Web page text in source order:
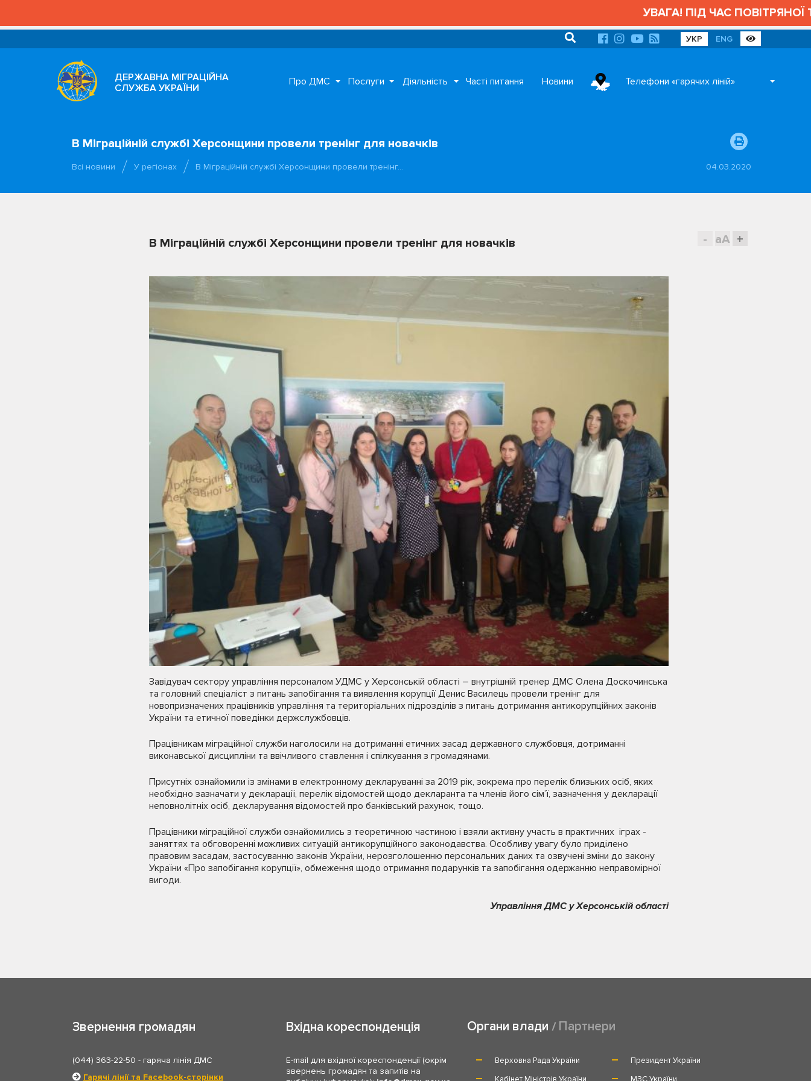
УВАГА! ПІД ЧАС ПОВІТРЯНОЇ
УКР ENG
ДЕРЖАВНА МІГРАЦІЙНА
СЛУЖБА УКРАЇНИ
Про ДМС Послуги Діяльність Часті питання Новини Телефони «гарячих ліній»
В Міграційній службі Херсонщини провели тренінг для новачків
Всі новини У регіонах В Міграційній службі Херсонщини провели тренінг… 04.03.2020
- aA +
В Міграційній службі Херсонщини провели тренінг для новачків
Завідувач сектору управління персоналом УДМС у Херсонській області – внутрішній тренер ДМС Олена Доскочинська
та головний спеціаліст з питань запобігання та виявлення корупції Денис Василець провели тренінг для
новопризначених працівників управління та територіальних підрозділів з питань дотримання антикорупційних законів
України та етичної поведінки держслужбовців.
Працівникам міграційної служби наголосили на дотриманні етичних засад державного службовця, дотриманні
виконавської дисципліни та ввічливого ставлення і спілкування з громадянами.
Присутніх ознайомили із змінами в електронному декларуванні за 2019 рік, зокрема про перелік близьких осіб, яких
необхідно зазначати у декларації, перелік відомостей щодо декларанта та членів його сім’ї, зазначення у декларації
неповнолітніх осіб, декларування відомостей про банківський рахунок, тощо.
Працівники міграційної служби ознайомились з теоретичною частиною і взяли активну участь в практичних іграх -
заняттях та обговоренні можливих ситуацій антикорупційного законодавства. Особливу увагу було приділено
правовим засадам, застосуванню законів України, нерозголошенню персональних даних та озвучені зміни до закону
України «Про запобігання корупції», обмеження щодо отримання подарунків та запобігання одержанню неправомірної
вигоди.
Управління ДМС у Херсонській області
Звернення громадян
(044) 363-22-50 - гаряча лінія ДМС
Гарячі лінії та Facebook-сторінки
Вхідна кореспонденція
E-mail для вхідної кореспонденції (окрім
звернень громадян та запитів на
Органи влади Партнери
Верховна Рада України
Президент України